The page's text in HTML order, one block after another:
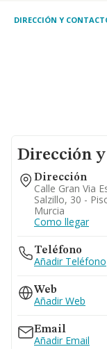
DIRECCIÓN Y
Dirección
Dirección
Calle Gran Via
Salzillo, 30 -
Murcia
Como llegar
Teléfono
Añadir Teléfono
Web
Añadir Web
Email
Añadir Email